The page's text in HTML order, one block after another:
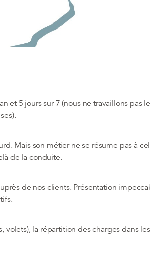
et 5 jours sur 7 (nous ne travaillons pas
Mais son métier ne se résume pas à
de la conduite.
de nos clients. Présentation
volets), la répartition des charges dans